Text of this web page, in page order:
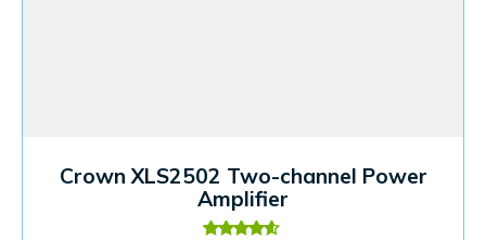
Crown XLS2502 Two-channel Power
Amplifier